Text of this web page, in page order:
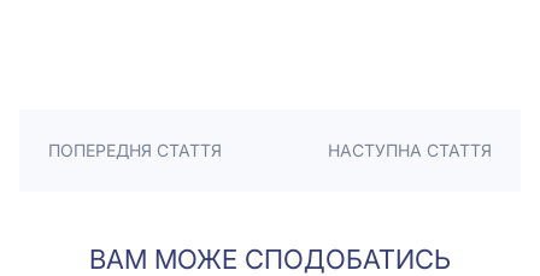
ПОПЕРЕДНЯ СТАТТЯ НАСТУПНА СТАТТЯ
ВАМ МОЖЕ СПОДОБАТИСЬ